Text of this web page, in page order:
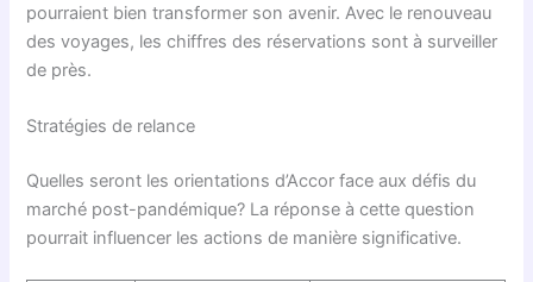
pourraient bien transformer son avenir. Avec le renouveau
des voyages, les chiffres des réservations sont à surveiller
de près.
Stratégies de relance
Quelles seront les orientations d’Accor face aux défis du
marché post-pandémique? La réponse à cette question
pourrait influencer les actions de manière significative.